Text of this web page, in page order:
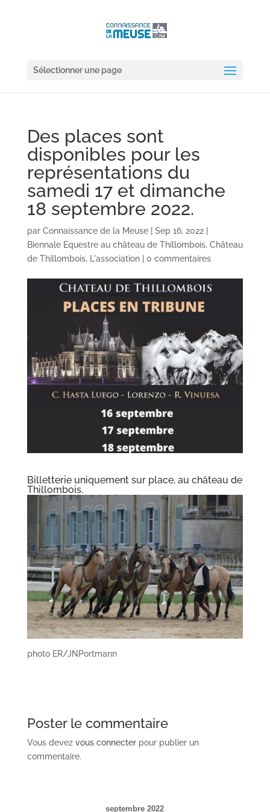
Sélectionner une page
Des places sont
disponibles pour les
représentations du
samedi 17 et dimanche
18 septembre 2022.
par Connaissance de la Meuse| Sep 16, 2022|
Biennale Equestre au château de Thillombois, Château
de Thillombois, L'association| 0 commentaires
Billetterie uniquement sur place, au château de
Thillombois.
photo ER/JNPortmann
Poster le commentaire
Vous devez vous connecterpour publier un
commentaire.
septembre 2022